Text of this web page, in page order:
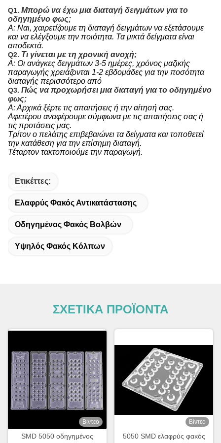
Q1. Μπορώ να έχω μια διαταγή δειγμάτων για το
οδηγημένο φως;
Α: Ναι, χαιρετίζουμε τη διαταγή δειγμάτων να εξετάσουμε
και να ελέγξουμε την ποιότητα. Τα μικτά δείγματα είναι
αποδεκτά.
Q2. Τι γίνεται με τη χρονική ανοχή;
Α: Οι ανάγκες δειγμάτων 3-5 ημέρες, χρόνος μαζικής
παραγωγής χρειάζονται 1-2 εβδομάδες για την ποσότητα
διαταγής περισσότερο από
Q3. Πώς να προχωρήσει μια διαταγή για το οδηγημένο
φως;
Α: Αρχικά ξέρτε τις απαιτήσεις ή την αίτησή σας.
Αφετέρου αναφέρουμε σύμφωνα με τις απαιτήσεις σας ή
τις προτάσεις μας.
Τρίτον ο πελάτης επιβεβαιώνει τα δείγματα και τοποθετεί
την κατάθεση για την επίσημη διαταγή.
Τέταρτον τακτοποιούμε την παραγωγή.
Ετικέττες:
Ελαφρύς Φακός Αντικατάστασης
Οδηγημένος Φακός Βολβών
Υψηλός Φακός Κόλπων
ΣΧΕΤΙΚΑ ΠΡΟΪΟΝΤΑ
Βίντεο
SMD 5050 οδηγημένος
Βίντεο
5050 SMD ελαφρύς φακός